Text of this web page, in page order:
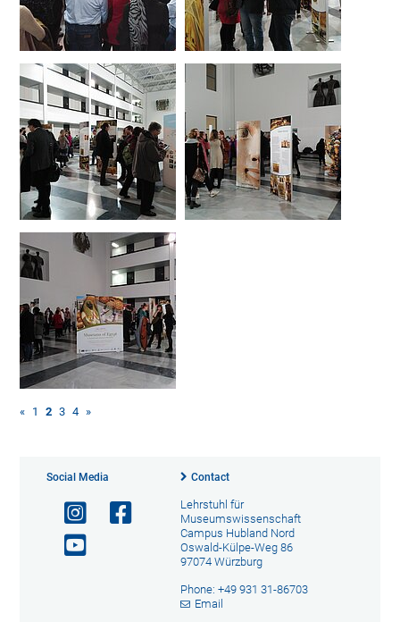
« 1 2 3 4 »
Social Media Contact
Lehrstuhl für
Museumswissenschaft
Campus Hubland Nord
Oswald-Külpe-Weg 86
97074 Würzburg
Phone: +49 931 31-86703
Email